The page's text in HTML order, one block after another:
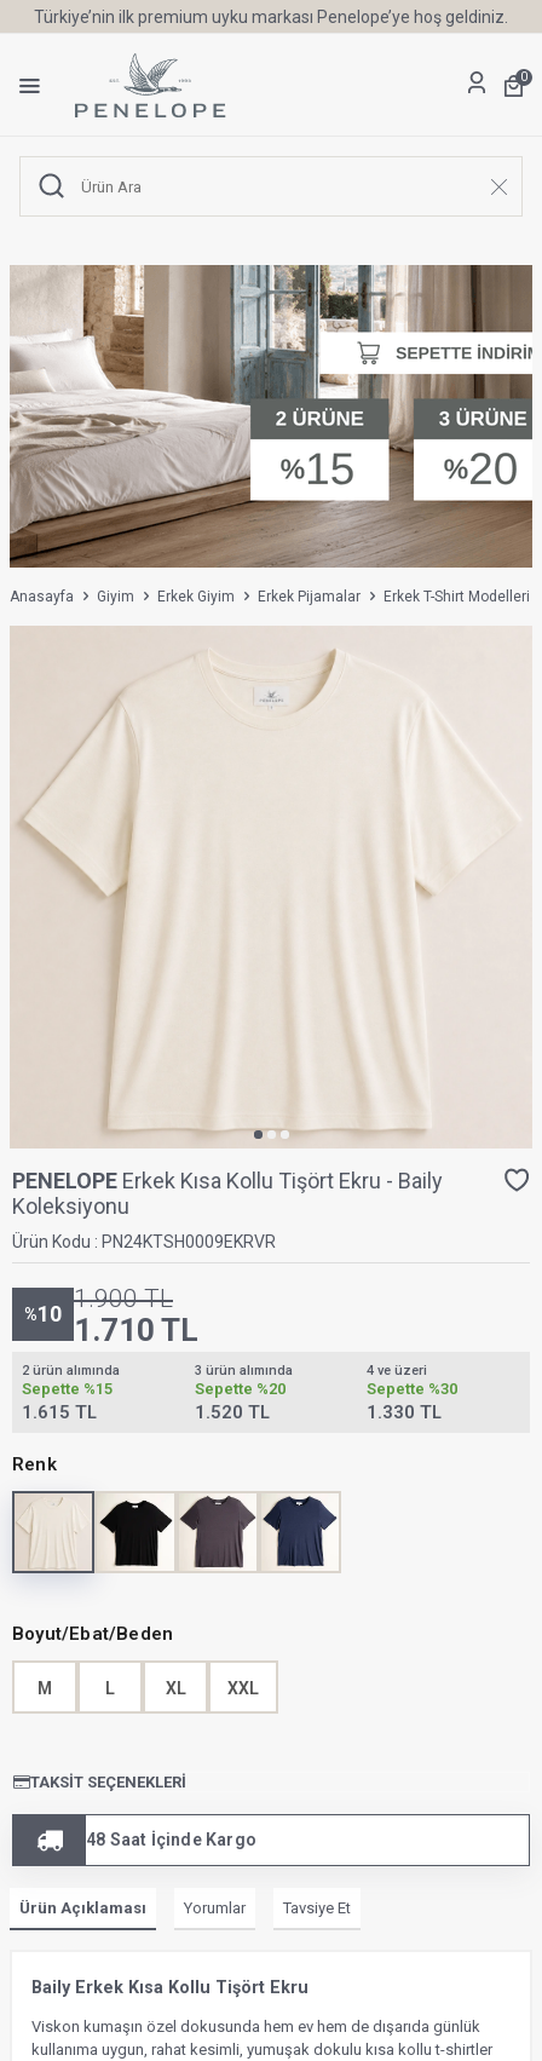
Türkiye’nin ilk premium uyku markası Penelope’ye hoş geldiniz.
0
Anasayfa Giyim Erkek Giyim Erkek Pijamalar Erkek T-Shirt Modelleri
PENELOPE Erkek Kısa Kollu Tişört Ekru - Baily
Koleksiyonu
Ürün Kodu : PN24KTSH0009EKRVR
%10
1.900TL
1.710 TL
2 ürün alımında
Sepette %15
1.615 TL
3 ürün alımında
Sepette %20
1.520 TL
4 ve üzeri
Sepette %30
1.330 TL
Renk
Boyut/Ebat/Beden
M L XL XXL
TAKSIT SEÇENEKLERI
48 Saat İçinde Kargo
Ürün Açıklaması Yorumlar Tavsiye Et
Baily Erkek Kısa Kollu Tişört Ekru
Viskon kumaşın özel dokusunda hem ev hem de dışarıda günlük
kullanıma uygun, rahat kesimli, yumuşak dokulu kısa kollu t-shirtler